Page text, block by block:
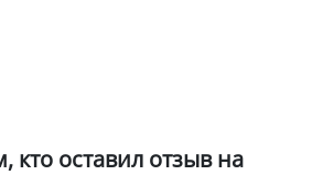
кто оставил отзыв на